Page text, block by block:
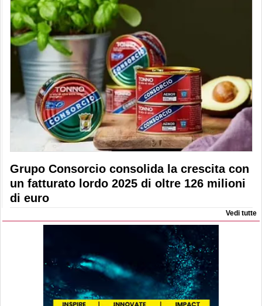
Grupo Consorcio consolida la crescita con
un fatturato lordo 2025 di oltre 126 milioni
di euro
Vedi tutte